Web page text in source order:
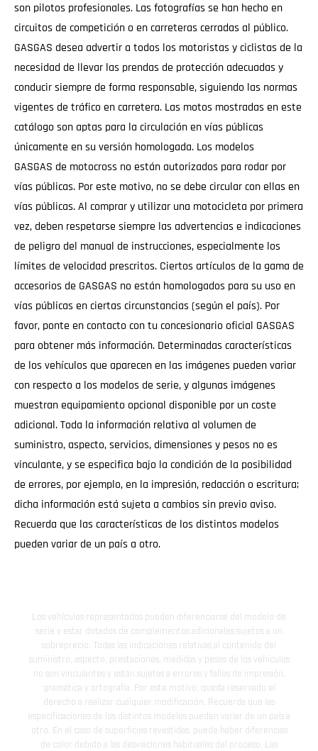
son pilotos profesionales. Las fotografías se han hecho en
circuitos de competición o en carreteras cerradas al público.
GASGAS desea advertir a todos los motoristas y ciclistas de la
necesidad de llevar las prendas de protección adecuadas y
conducir siempre de forma responsable, siguiendo las normas
vigentes de tráfico en carretera. Las motos mostradas en este
catálogo son aptas para la circulación en vías públicas
únicamente en su versión homologada. Los modelos
GASGAS de motocross no están autorizados para rodar por
vías públicas. Por este motivo, no se debe circular con ellas en
vías públicas. Al comprar y utilizar una motocicleta por primera
vez, deben respetarse siempre las advertencias e indicaciones
de peligro del manual de instrucciones, especialmente los
límites de velocidad prescritos. Ciertos artículos de la gama de
accesorios de GASGAS no están homologados para su uso en
vías públicas en ciertas circunstancias (según el país). Por
favor, ponte en contacto con tu concesionario oficial GASGAS
para obtener más información. Determinadas características
de los vehículos que aparecen en las imágenes pueden variar
con respecto a los modelos de serie, y algunas imágenes
muestran equipamiento opcional disponible por un coste
adicional. Toda la información relativa al volumen de
suministro, aspecto, servicios, dimensiones y pesos no es
vinculante, y se especifica bajo la condición de la posibilidad
de errores, por ejemplo, en la impresión, redacción o escritura;
dicha información está sujeta a cambios sin previo aviso.
Recuerda que las características de los distintos modelos
pueden variar de un país a otro.
Los vehículos representados pueden diferenciarse del modelo de
serie y estar dotados de complementos adicionales sujetos a un
sobreprecio. Todas las indicaciones relativas al contenido del
suministro, aspecto, prestaciones, medidas y pesos de los vehículos
no son vinculantes y están sujetas a errores y fallos de impresión,
gramática y ortografía. Por este motivo, queda reservado el
derecho a realizar cualquier modificación. Recuerda que las
especificaciones de los distintos modelos pueden variar de un país a
otro. En el caso de superficies revestidas, puede haber diferencias
de color debido a las desviaciones habituales del proceso. Las